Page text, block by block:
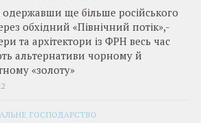
одержавши ще більше російського
обхідний «Північний потік»,­
та архітектори із ФРН весь час
альтернативи чорному й
«золоту»
ГОСПОДАРСТВО